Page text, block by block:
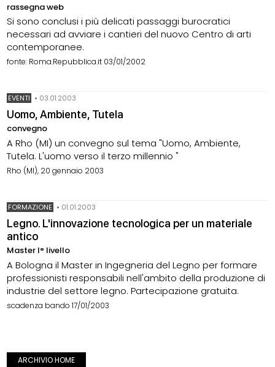
rassegna web
Si sono conclusi i più delicati passaggi burocratici
necessari ad avviare i cantieri del nuovo Centro di arti
contemporanee.
fonte: Roma.Repubblica.it 03/01/2002
EVENTI • 03.01.2003
Uomo, Ambiente, Tutela
convegno
A Rho (MI) un convegno sul tema "Uomo, Ambiente,
Tutela. L'uomo verso il terzo millennio "
Rho (MI), 20 gennaio 2003
FORMAZIONE • 01.01.2003
Legno. L'innovazione tecnologica per un materiale
antico
Master I° livello
A Bologna il Master in Ingegneria del Legno per formare
professionisti responsabili nell'ambito della produzione di
industrie del settore legno. Partecipazione gratuita.
scadenza bando 17/01/2003
ARCHIVIO HOME